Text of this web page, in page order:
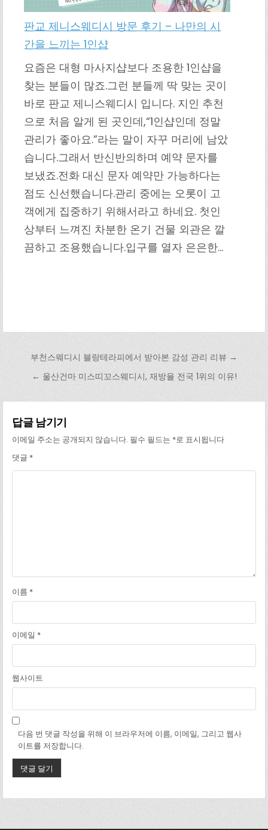
판교 제니스웨디시 방문 후기 – 나만의 시
간을 느끼는 1인샵
요즘은 대형 마사지샵보다 조용한 1인샵을
찾는 분들이 많죠.그런 분들께 딱 맞는 곳이
바로 판교 제니스웨디시 입니다. 지인 추천
으로 처음 알게 된 곳인데,“1인샵인데 정말
관리가 좋아요.”라는 말이 자꾸 머리에 남았
습니다.그래서 반신반의하며 예약 문자를
보냈죠.전화 대신 문자 예약만 가능하다는
점도 신선했습니다.관리 중에는 오롯이 고
객에게 집중하기 위해서라고 하네요. 첫인
상부터 느껴진 차분한 온기 건물 외관은 깔
끔하고 조용했습니다.입구를 열자 은은한…
글 탐색
부천스웨디시 블랑테라피에서 받아본 감성 관리 리뷰 →
← 울산건마 미스띠꼬스웨디시, 재방율 전국 1위의 이유!
답글 남기기
이메일 주소는 공개되지 않습니다. 필수 필드는 *로 표시됩니다
댓글 *
이름 *
이메일 *
웹사이트
다음 번 댓글 작성을 위해 이 브라우저에 이름, 이메일, 그리고 웹사
이트를 저장합니다.